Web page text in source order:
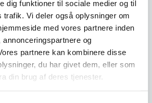
dig funktioner til sociale medier og til
trafik. Vi deler også oplysninger om
med vores partnere inden
og
partnere kan kombinere disse
du har givet dem, eller som
din brug af deres tjenester.
Klik her
varer